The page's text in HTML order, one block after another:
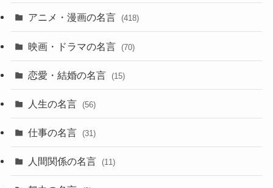
アニメ・漫画の名言 (418)
映画・ドラマの名言 (70)
恋愛・結婚の名言 (15)
人生の名言 (56)
仕事の名言 (31)
人間関係の名言 (11)